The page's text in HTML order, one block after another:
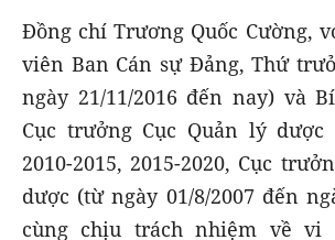
Đồng chí Trương Quốc Cường,
viên Ban Cán sự Đảng, Thứ
ngày 21/11/2016 đến nay) và
Cục trưởng Cục Quản lý
2010-2015, 2015-2020, Cục
dược (từ ngày 01/8/2007 đến
cùng chịu trách nhiệm về vi